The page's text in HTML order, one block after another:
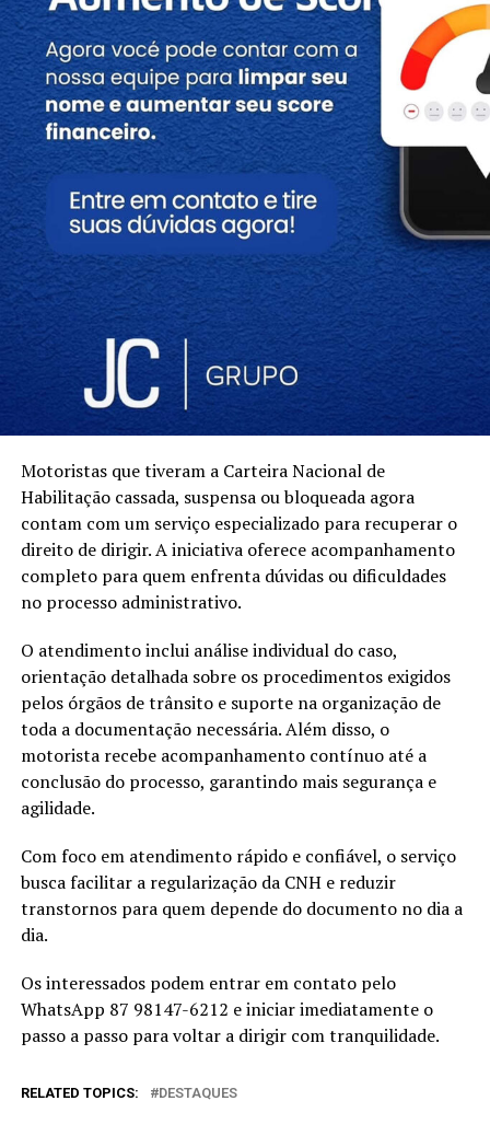
Motoristas que tiveram a Carteira Nacional de
Habilitação cassada, suspensa ou bloqueada agora
contam com um serviço especializado para recuperar o
direito de dirigir. A iniciativa oferece acompanhamento
completo para quem enfrenta dúvidas ou dificuldades
no processo administrativo.
O atendimento inclui análise individual do caso,
orientação detalhada sobre os procedimentos exigidos
pelos órgãos de trânsito e suporte na organização de
toda a documentação necessária. Além disso, o
motorista recebe acompanhamento contínuo até a
conclusão do processo, garantindo mais segurança e
agilidade.
Com foco em atendimento rápido e confiável, o serviço
busca facilitar a regularização da CNH e reduzir
transtornos para quem depende do documento no dia a
dia.
Os interessados podem entrar em contato pelo
WhatsApp 87 98147-6212 e iniciar imediatamente o
passo a passo para voltar a dirigir com tranquilidade.
RELATED TOPICS: DESTAQUES